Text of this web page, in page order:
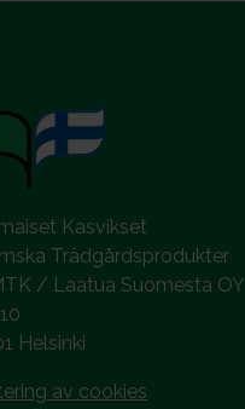
Kasvikset
Trädgårdsprodukter
/ Laatua Suomesta OY
Helsinki
av cookies